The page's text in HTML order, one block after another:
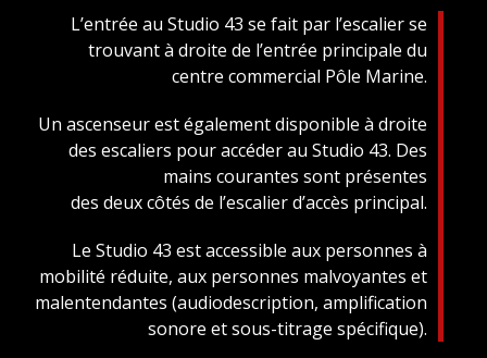
L’entrée au Studio 43 se fait par l’escalier se
trouvant à droite de l’entrée principale du
centre commercial Pôle Marine.
Un ascenseur est également disponible à droite
des escaliers pour accéder au Studio 43. Des
mains courantes sont présentes
des deux côtés de l’escalier d’accès principal.
Le Studio 43 est accessible aux personnes à
mobilité réduite, aux personnes malvoyantes et
malentendantes (audiodescription, amplification
sonore et sous-titrage spécifique).